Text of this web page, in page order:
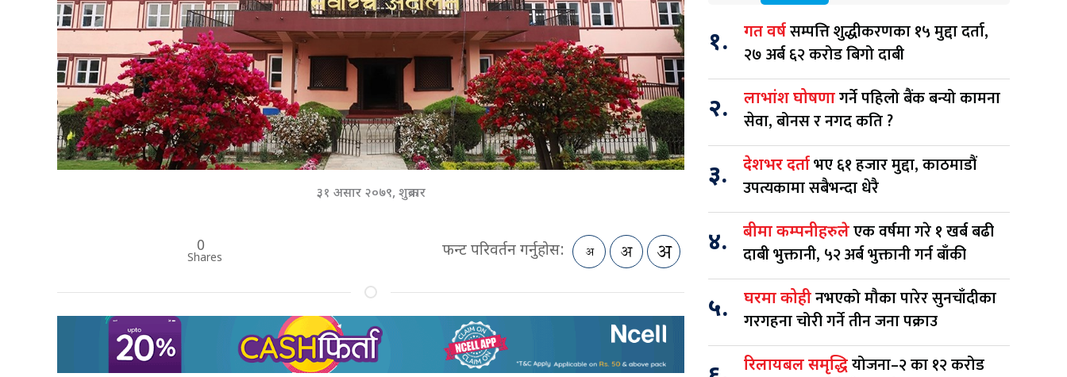
३१ असार २०७९, शुक्रबार
0
Shares फन्ट परिवर्तन गर्नुहोस:
१. गत वर्षसम्पत्ति शुद्धीकरणका १५ मुद्दा दर्ता,
२७ अर्ब ६२ करोड बिगो दाबी
२. लाभांश घोषणागर्ने पहिलो बैंक बन्यो कामना
सेवा, बोनस र नगद कति ?
३. देशभर दर्ताभए ६१ हजार मुद्दा, काठमाडौं
उपत्यकामा सबैभन्दा धेरै
४. बीमा कम्पनीहरुलेएक वर्षमा गरे १ खर्ब बढी
दाबी भुक्तानी, ५२ अर्ब भुक्तानी गर्न बाँकी
५. घरमा कोहीनभएको मौका पारेर सुनचाँदीका
गरगहना चोरी गर्ने तीन जना पक्राउ
रिलायबल समृद्धियोजना–२ का १२ करोड